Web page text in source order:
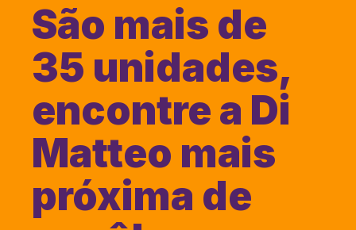
São mais de
35 unidades,
encontre a Di
Matteo mais
próxima de